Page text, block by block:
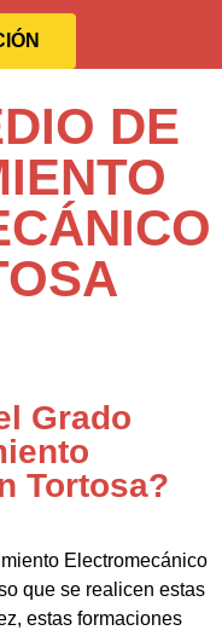
DE
Grado
Tortosa?
Electromecánico
que se realicen estas
estas formaciones